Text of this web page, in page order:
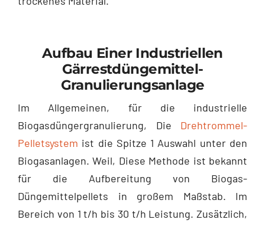
Aufbau Einer Industriellen
Gärrestdüngemittel-
Granulierungsanlage
Im Allgemeinen, für die industrielle
Biogasdüngergranulierung, Die Drehtrommel-
Pelletsystem ist die Spitze 1 Auswahl unter den
Biogasanlagen. Weil, Diese Methode ist bekannt
für die Aufbereitung von Biogas-
Düngemittelpellets in großem Maßstab. Im
Bereich von 1 t/h bis 30 t/h Leistung. Zusätzlich,